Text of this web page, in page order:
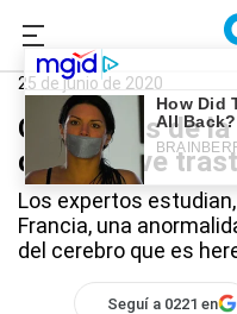
0221.com.ar
25 de junio de 2020
Científicos de la
de un grave
Los expertos
Francia, una
del cerebro que es
Seguí a 0221 en